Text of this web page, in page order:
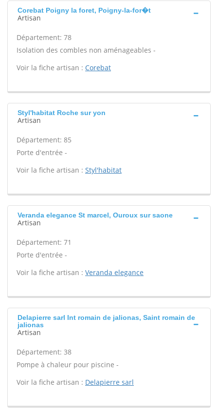
Corebat Poigny la foret, Poigny-la-for�t
Artisan
Département: 78
Isolation des combles non aménageables -
Voir la fiche artisan : Corebat
Styl'habitat Roche sur yon
Artisan
Département: 85
Porte d'entrée -
Voir la fiche artisan : Styl'habitat
Veranda elegance St marcel, Ouroux sur saone
Artisan
Département: 71
Porte d'entrée -
Voir la fiche artisan : Veranda elegance
Delapierre sarl Int romain de jalionas, Saint romain de
jalionas
Artisan
Département: 38
Pompe à chaleur pour piscine -
Voir la fiche artisan : Delapierre sarl